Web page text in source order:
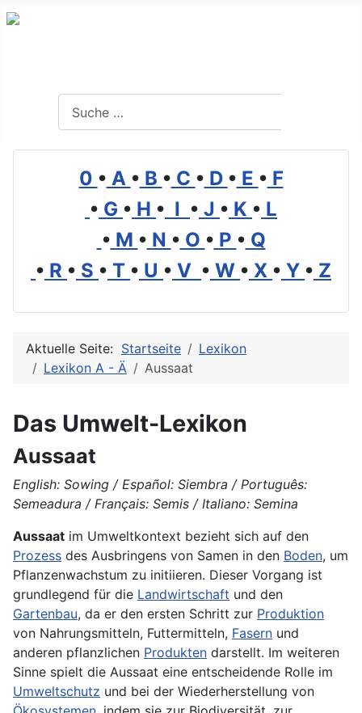
0 • A • B • C • D • E • F
• G • H • I • J • K • L
• M • N • O • P • Q
• R • S • T • U • V • W • X • Y • Z
Aktuelle Seite: Startseite
Lexikon
Lexikon A - Ä
Aussaat
Das Umwelt-Lexikon
Aussaat
English: Sowing / Español: Siembra / Português:
Semeadura / Français: Semis / Italiano: Semina
Aussaat im Umweltkontext bezieht sich auf den
Prozess des Ausbringens von Samen in den Boden, um
Pflanzenwachstum zu initiieren. Dieser Vorgang ist
grundlegend für die Landwirtschaft und den
Gartenbau, da er den ersten Schritt zur Produktion
von Nahrungsmitteln, Futtermitteln, Fasern und
anderen pflanzlichen Produkten darstellt. Im weiteren
Sinne spielt die Aussaat eine entscheidende Rolle im
Umweltschutz und bei der Wiederherstellung von